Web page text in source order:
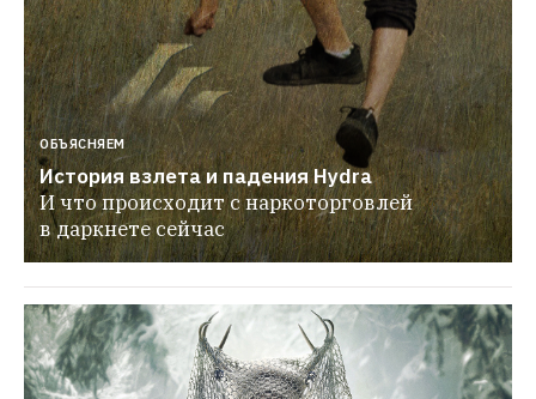
ОБЪЯСНЯЕМ
История взлета и падения Hydra
И что происходит с наркоторговлей
в даркнете сейчас